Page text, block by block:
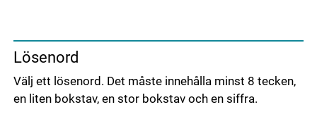
Lösenord
Välj ett lösenord. Det måste innehålla minst 8 tecken,
en liten bokstav, en stor bokstav och en siffra.